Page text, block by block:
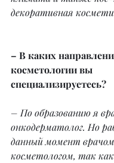
декоративная
– В каких
косметологии вы
специализируетесь?
– По образованию я
онкодерматолог. Но
данный момент
косметологом, так